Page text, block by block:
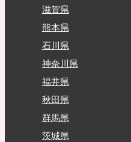
滋賀県
熊本県
石川県
神奈川県
福井県
秋田県
群馬県
茨城県